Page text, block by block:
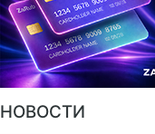
НОВОСТИ